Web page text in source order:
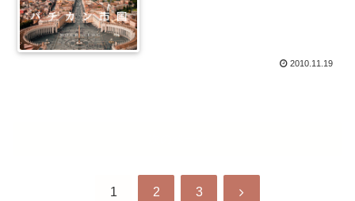
2010.11.19
1 2 3 次